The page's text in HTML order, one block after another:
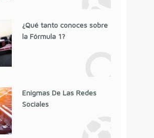
¿Qué tanto conoces sobre
la Fórmula 1?
Enigmas De Las Redes
Sociales